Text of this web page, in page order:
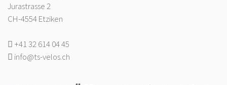
Jurastrasse 2
CH-4554 Etziken
+41 32 614 04 45
info@ts-velos.ch